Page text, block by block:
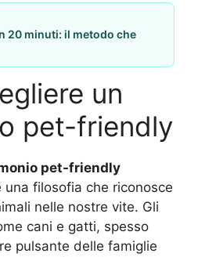
20 minuti: il metodo che
un
pet-friendly
pet-friendly
filosofia che riconosce
nelle nostre vite. Gli
cani e gatti, spesso
pulsante delle famiglie